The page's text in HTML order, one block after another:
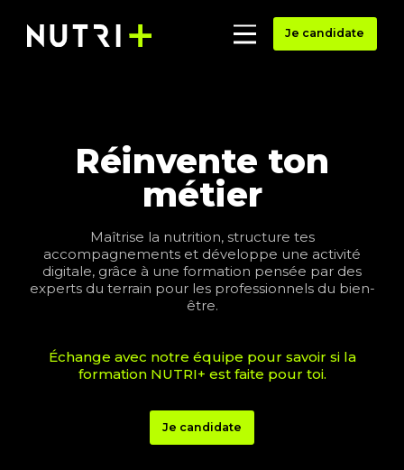
Je candidate
Réinvente ton
métier
Maîtrise la nutrition, structure tes
accompagnements et développe une activité
digitale, grâce à une formation pensée par des
experts du terrain pour les professionnels du bien-
être.
Échange avec notre équipe pour savoir si la
formation NUTRI+ est faite pour toi.
Je candidate